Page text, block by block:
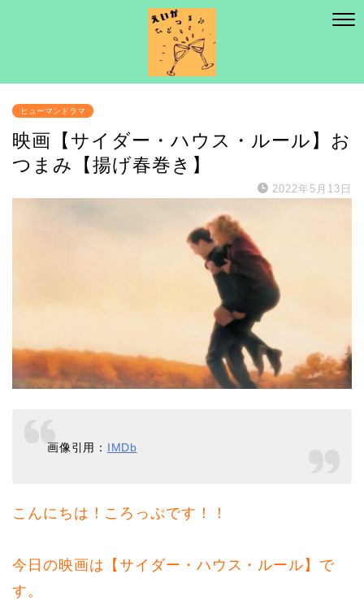
ヒューマンドラマ
映画【サイダー・ハウス・ルール】お
つまみ【揚げ春巻き】
2022年5月13日
画像引用： IMDb
こんにちは！ころっぷです！！
今日の映画は【サイダー・ハウス・ルール】で
す。